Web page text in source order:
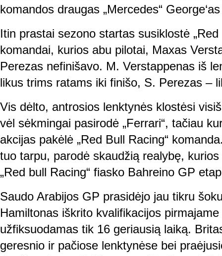
komandos draugas „Mercedes“
Itin prastai sezono startas susiklostė
komandai, kurios abu pilotai, Maxas
Perezas nefinišavo. M. Verstappenas iš
likus trims ratams iki finišo, S. Perezas –
Vis dėlto, antrosios lenktynės klostėsi
vėl sėkmingai pasirodė „Ferrari“, tačiau
akcijas pakėlė „Red Bull Racing“
tuo tarpu, parodė skaudžią realybę,
„Red bull Racing“ fiasko Bahreino GP
Saudo Arabijos GP prasidėjo jau tikru
Hamiltonas iškrito kvalifikacijos
užfiksuodamas tik 16 geriausią laiką.
geresnio ir pačiose lenktynėse bei